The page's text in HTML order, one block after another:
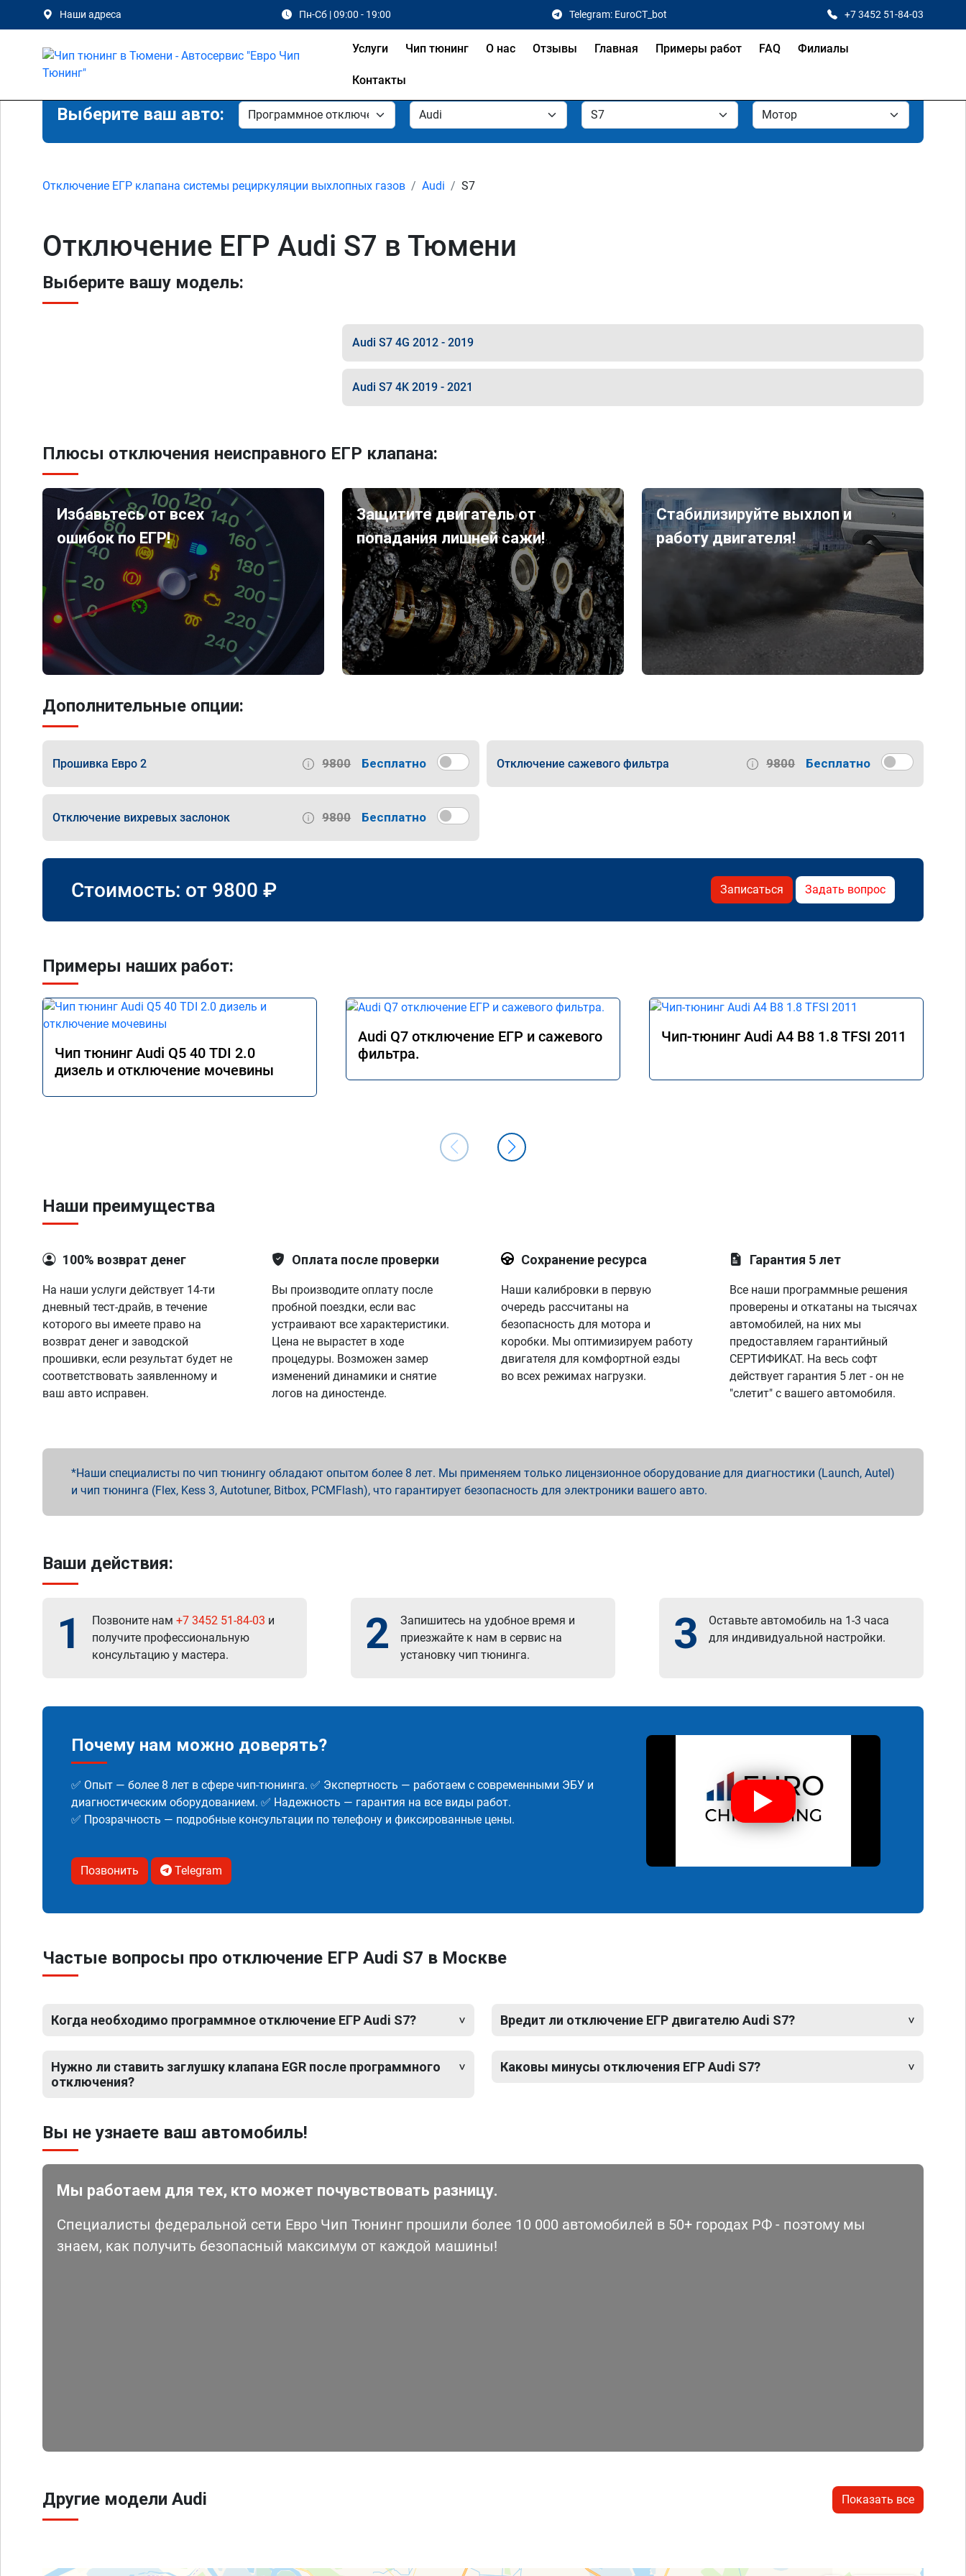
Наши адреса Пн-Сб | 09:00 - 19:00 Telegram: EuroCT_bot +7 3452 51-84-03
Услуги Чип тюнинг О нас Отзывы Главная Примеры работ FAQ Филиалы
Контакты
Выберите ваш авто:
Отключение ЕГР клапана системы рециркуляции выхлопных газов Audi S7
Отключение ЕГР Audi S7 в Тюмени
Выберите вашу модель:
Audi S7 4G 2012 - 2019
Audi S7 4K 2019 - 2021
Плюсы отключения неисправного ЕГР клапана:
Избавьтесь от всех
ошибок по ЕГР!
Защитите двигатель от
попадания лишней сажи!
Стабилизируйте выхлоп и
работу двигателя!
Дополнительные опции:
Прошивка Евро 2 9800 Бесплатно Отключение сажевого фильтра 9800 Бесплатно
Отключение вихревых заслонок 9800 Бесплатно
Стоимость: от 9800 ₽ Записаться Задать вопрос
Примеры наших работ:
Чип тюнинг Audi Q5 40 TDI 2.0
дизель и отключение мочевины
Audi Q7 отключение ЕГР и сажевого
фильтра.
Чип-тюнинг Audi A4 B8 1.8 TFSI 2011
Наши преимущества
100% возврат денег
На наши услуги действует 14-ти
дневный тест-драйв, в течение
которого вы имеете право на
возврат денег и заводской
прошивки, если результат будет не
соответствовать заявленному и
ваш авто исправен.
Оплата после проверки
Вы производите оплату после
пробной поездки, если вас
устраивают все характеристики.
Цена не вырастет в ходе
процедуры. Возможен замер
изменений динамики и снятие
логов на диностенде.
Сохранение ресурса
Наши калибровки в первую
очередь рассчитаны на
безопасность для мотора и
коробки. Мы оптимизируем работу
двигателя для комфортной езды
во всех режимах нагрузки.
Гарантия 5 лет
Все наши программные решения
проверены и откатаны на тысячах
автомобилей, на них мы
предоставляем гарантийный
СЕРТИФИКАТ. На весь софт
действует гарантия 5 лет - он не
"слетит" с вашего автомобиля.
Наши специалисты по чип тюнингу обладают опытом более 8 лет. Мы применяем только лицензионное оборудование для диагностики (Launch, Autel)
и чип тюнинга (Flex, Kess 3, Autotuner, Bitbox, PCMFlash), что гарантирует безопасность для электроники вашего авто.
Ваши действия:
1 Позвоните нам +7 3452 51-84-03 и
получите профессиональную
консультацию у мастера.
2
Запишитесь на удобное время и
приезжайте к нам в сервис на
установку чип тюнинга.
3
Оставьте автомобиль на 1-3 часа
для индивидуальной настройки.
Почему нам можно доверять?
✅ Опыт — более 8 лет в сфере чип-тюнинга. ✅ Экспертность — работаем с современными ЭБУ и
диагностическим оборудованием. ✅ Надежность — гарантия на все виды работ.
✅ Прозрачность — подробные консультации по телефону и фиксированные цены.
Позвонить Telegram
Частые вопросы про отключение ЕГР Audi S7 в Москве
Когда необходимо программное отключение ЕГР Audi S7?
Нужно ли ставить заглушку клапана EGR после программного
отключения?
Вредит ли отключение ЕГР двигателю Audi S7?
Каковы минусы отключения ЕГР Audi S7?
Вы не узнаете ваш автомобиль!
Мы работаем для тех, кто может почувствовать разницу.
Специалисты федеральной сети Евро Чип Тюнинг прошили более 10 000 автомобилей в 50+ городах РФ - поэтому мы
знаем, как получить безопасный максимум от каждой машины!
Другие модели Audi Показать все